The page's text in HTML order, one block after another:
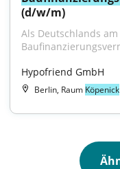
(d/w/m)
Als Deutschlands
Hypofriend GmbH
Berlin, Raum Köpenick